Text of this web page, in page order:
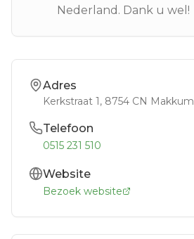
Nederland. Dank u wel!
Adres
Kerkstraat 1, 8754 CN Makkum
Telefoon
0515 231 510
Website
Bezoek website